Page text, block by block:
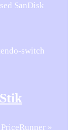
SanDisk
switch
»